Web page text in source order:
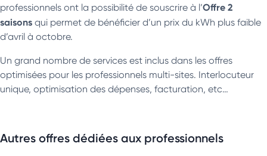
professionnels ont la possibilité de souscrire à l’Offre 2
saisons qui permet de bénéficier d’un prix du kWh plus faible
d’avril à octobre.
Un grand nombre de services est inclus dans les offres
optimisées pour les professionnels multi-sites. Interlocuteur
unique, optimisation des dépenses, facturation, etc…
Autres offres dédiées aux professionnels